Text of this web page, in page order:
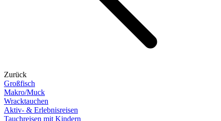
Zurück
Großfisch
Makro/Muck
Wracktauchen
Aktiv- & Erlebnisreisen
Tauchreisen mit Kindern